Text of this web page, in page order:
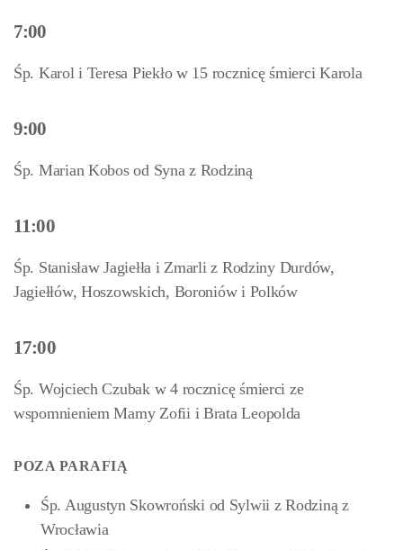
7:00
Śp. Karol i Teresa Piekło w 15 rocznicę śmierci Karola
9:00
Śp. Marian Kobos od Syna z Rodziną
11:00
Śp. Stanisław Jagiełła i Zmarli z Rodziny Durdów,
Jagiełłów, Hoszowskich, Boroniów i Polków
17:00
Śp. Wojciech Czubak w 4 rocznicę śmierci ze
wspomnieniem Mamy Zofii i Brata Leopolda
POZA PARAFIĄ
Śp. Augustyn Skowroński od Sylwii z Rodziną z
Wrocławia